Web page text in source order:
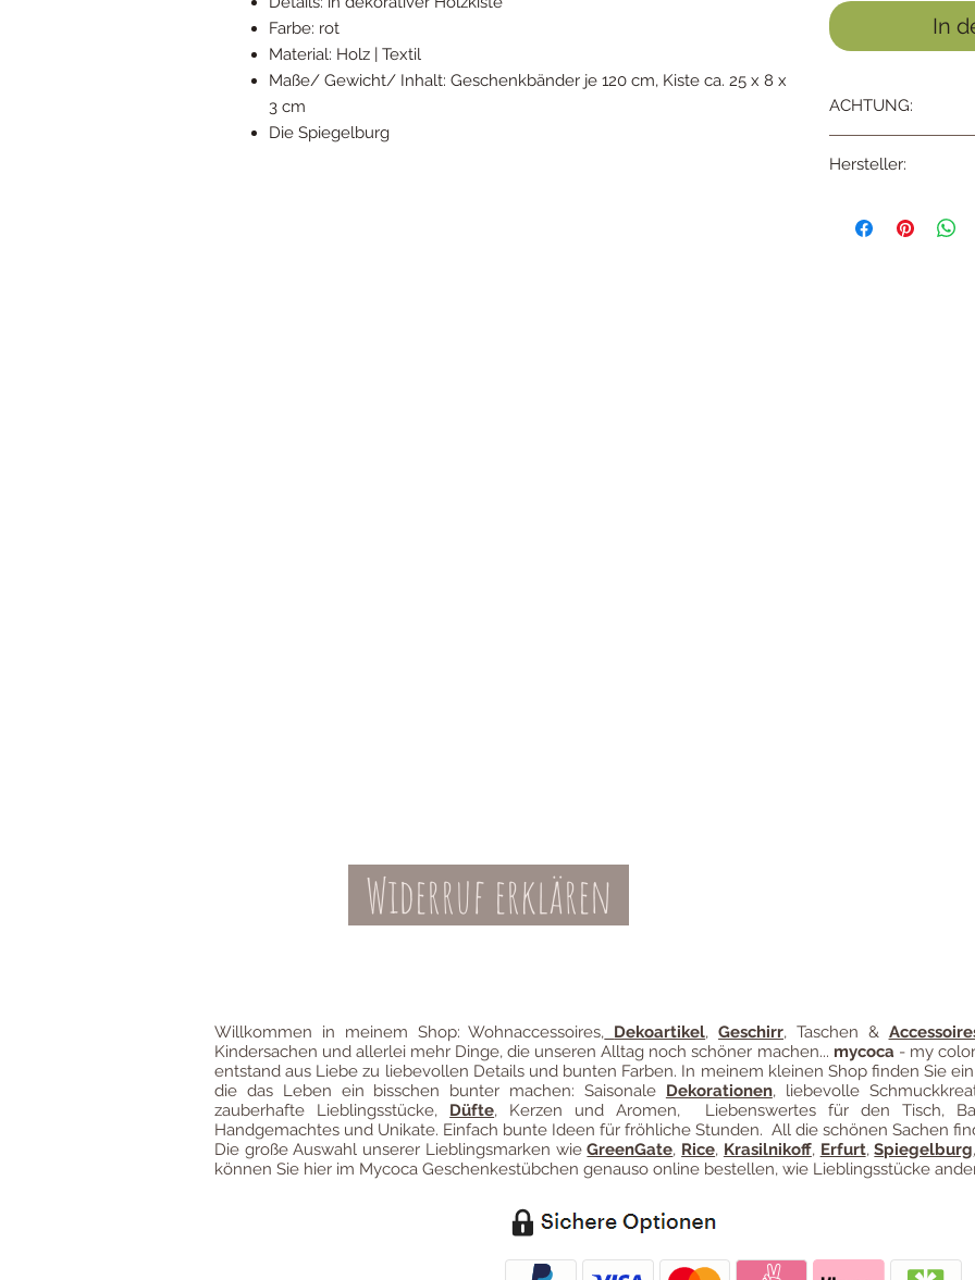
Farbe: rot
Material: Holz | Textil
Maße/ Gewicht/ Inhalt: Geschenkbänder je 120 cm, Kiste ca. 25 x 8 x
3 cm
Die Spiegelburg
In
ACHTUNG:
durch Kleinteile.
Hersteller:
Münster,
Widerruf erklären
Willkommen in meinem Shop: Wohnaccessoires, Dekoartikel,Geschirr, Taschen &
Kindersachen und allerlei mehr Dinge, die unseren Alltag noch schöner machen... mycoca - my
entstand aus Liebe zu liebevollen Details und bunten Farben. In meinem kleinen Shop finden Sie
die das Leben ein bisschen bunter machen: Saisonale Dekorationen, liebevolle
zauberhafte Lieblingsstücke, Düfte, Kerzen und Aromen, Liebenswertes für den Tisch,
Handgemachtes und Unikate. Einfach bunte Ideen für fröhliche Stunden. All die schönen Sachen
Die große Auswahl unserer Lieblingsmarken wieGreenGate, Rice, Krasilnikoff, Erfurt,Spiegelburg,
können Sie hier im Mycoca Geschenkestübchen genauso online bestellen, wie Lieblingsstücke